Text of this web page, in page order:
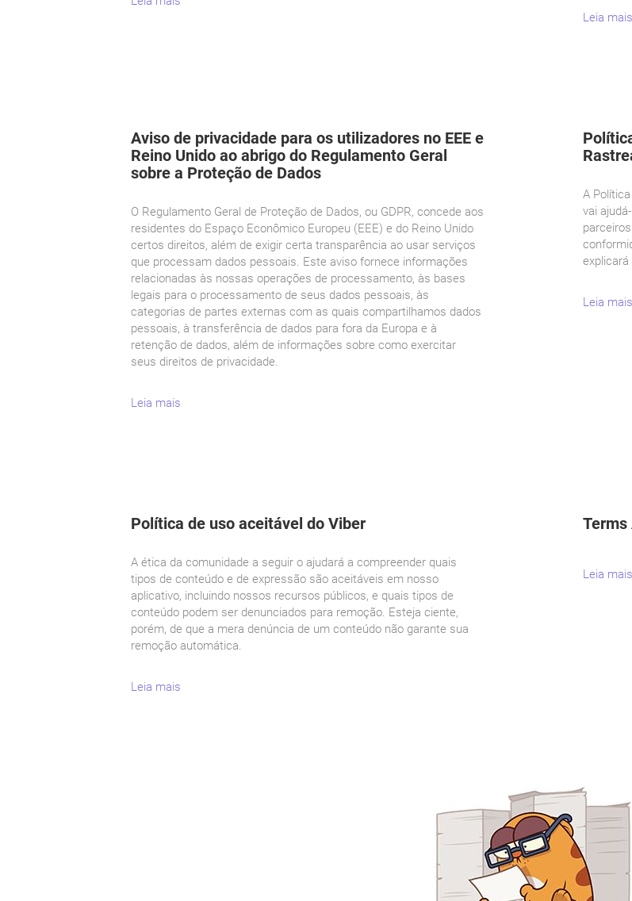
Leia mais
Aviso de privacidade para os utilizadores no EEE e
Reino Unido ao abrigo do Regulamento Geral
sobre a Proteção de Dados
O Regulamento Geral de Proteção de Dados, ou GDPR, concede aos
residentes do Espaço Econômico Europeu (EEE) e do Reino Unido
certos direitos, além de exigir certa transparência ao usar serviços
que processam dados pessoais. Este aviso fornece informações
relacionadas às nossas operações de processamento, às bases
legais para o processamento de seus dados pessoais, às
categorias de partes externas com as quais compartilhamos dados
pessoais, à transferência de dados para fora da Europa e à
retenção de dados, além de informações sobre como exercitar
seus direitos de privacidade.
Leia mais
A
vai
Leia mais
Política de uso aceitável do Viber
A ética da comunidade a seguir o ajudará a compreender quais
tipos de conteúdo e de expressão são aceitáveis em nosso
aplicativo, incluindo nossos recursos públicos, e quais tipos de
conteúdo podem ser denunciados para remoção. Esteja ciente,
porém, de que a mera denúncia de um conteúdo não garante sua
remoção automática.
Leia mais
Terms
Leia mais